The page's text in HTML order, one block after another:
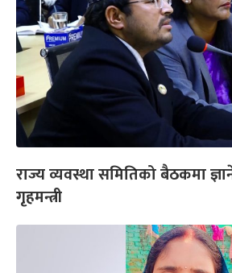
राज्य व्यवस्था समितिको बैठकमा
गृहमन्त्री